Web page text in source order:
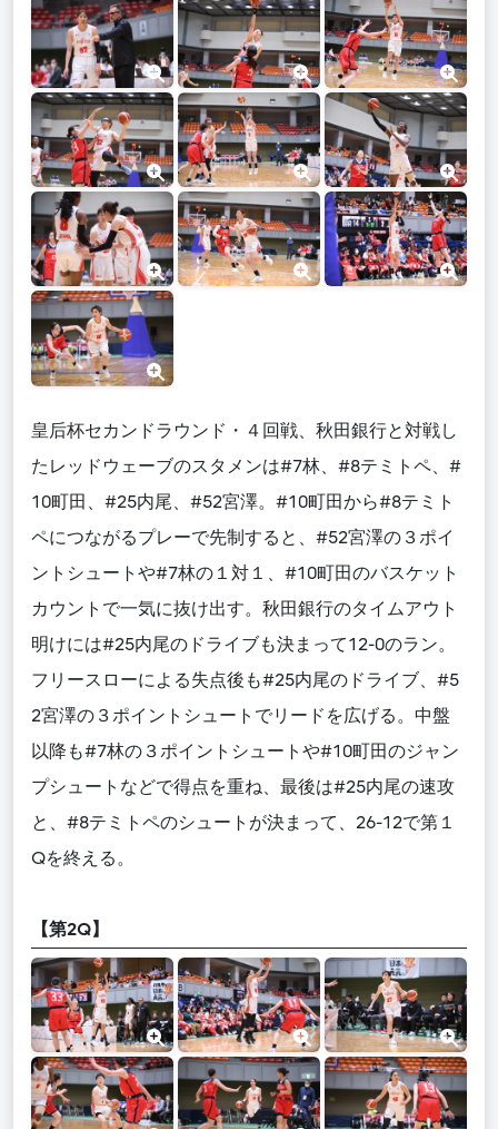
皇后杯セカンドラウンド・４回戦、秋田銀行と対戦し
たレッドウェーブのスタメンは#7林、#8テミトペ、#
10町田、#25内尾、#52宮澤。#10町田から#8テミト
ペにつながるプレーで先制すると、#52宮澤の３ポイ
ントシュートや#7林の１対１、#10町田のバスケット
カウントで一気に抜け出す。秋田銀行のタイムアウト
明けには#25内尾のドライブも決まって12-0のラン。
フリースローによる失点後も#25内尾のドライブ、#5
2宮澤の３ポイントシュートでリードを広げる。中盤
以降も#7林の３ポイントシュートや#10町田のジャン
プシュートなどで得点を重ね、最後は#25内尾の速攻
と、#8テミトペのシュートが決まって、26-12で第１
Qを終える。
【第2Q】